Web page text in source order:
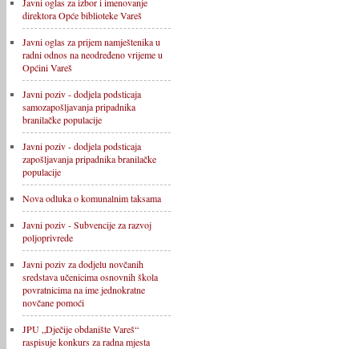
direktora Opće biblioteke Vareš
Javni oglas za prijem namještenika u
radni odnos na neodređeno vrijeme u
Općini Vareš
Javni poziv - dodjela podsticaja
samozapošljavanja pripadnika
branilačke populacije
Javni poziv - dodjela podsticaja
zapošljavanja pripadnika branilačke
populacije
Nova odluka o komunalnim taksama
Javni poziv - Subvencije za razvoj
poljoprivrede
Javni poziv za dodjelu novčanih
sredstava učenicima osnovnih škola
povratnicima na ime jednokratne
novčane pomoći
JPU „Dječije obdanište Vareš“
raspisuje konkurs za radna mjesta